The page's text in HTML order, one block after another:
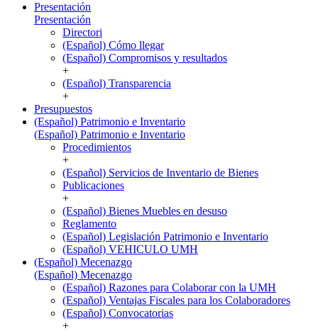
Presentación
Presentación
Directori
(Español) Cómo llegar
(Español) Compromisos y resultados
+
(Español) Transparencia
+
Presupuestos
(Español) Patrimonio e Inventario
(Español) Patrimonio e Inventario
Procedimientos
+
(Español) Servicios de Inventario de Bienes
Publicaciones
+
(Español) Bienes Muebles en desuso
Reglamento
(Español) Legislación Patrimonio e Inventario
(Español) VEHICULO UMH
(Español) Mecenazgo
(Español) Mecenazgo
(Español) Razones para Colaborar con la UMH
(Español) Ventajas Fiscales para los Colaboradores
(Español) Convocatorias
+